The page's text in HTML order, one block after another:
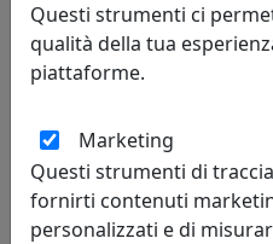
SGABELLO COLLEZIONE LAYER,
LYR094
Billiani
Questi strumenti ci
qualità della tua
piattaforme.
Marketing
Questi strumenti di
fornirti contenuti
personalizzati e di